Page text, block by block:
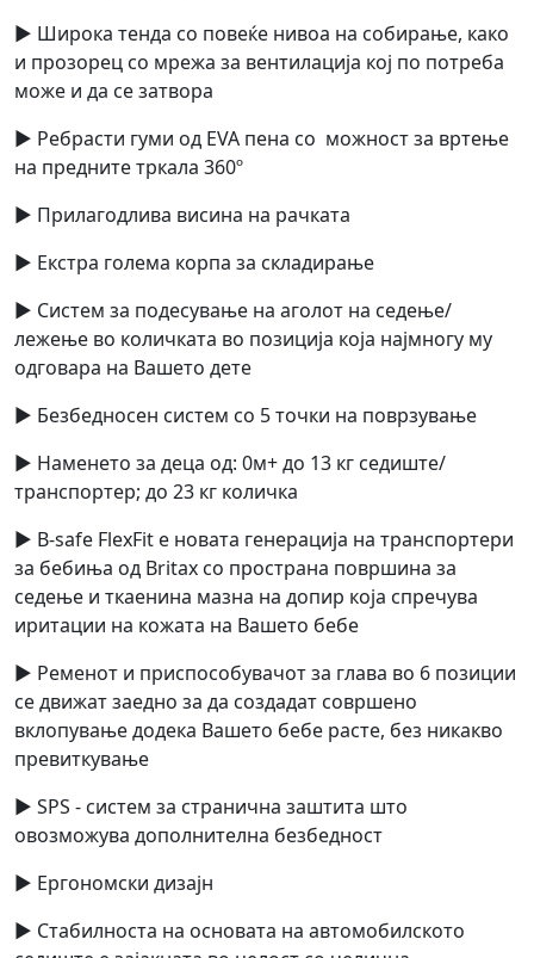
► Широка тенда со повеќе нивоа на собирање, како
и прозорец со мрежа за вентилација кој по потреба
може и да се затвора
► Ребрасти гуми од EVA пена со можност за вртење
на предните тркала 360º
► Прилагодлива висина на рачката
► Екстра голема корпа за складирање
► Систем за подесување на аголот на седење/
лежење во количката во позиција која најмногу му
одговара на Вашето дете
► Безбедносен систем со 5 точки на поврзување
► Наменето за деца од: 0м+ до 13 кг седиште/
транспортер; до 23 кг количка
► B-safe FlexFit е новата генерација на транспортери
за бебиња од Britax со пространа површина за
седење и ткаенина мазна на допир која спречува
иритации на кожата на Вашето бебе
► Ременот и приспособувачот за глава во 6 позиции
се движат заедно за да создадат совршено
вклопување додека Вашето бебе расте, без никакво
превиткување
► SPS - систем за странична заштита што
овозможува дополнителна безбедност
► Ергономски дизајн
► Стабилноста на основата на автомобилското